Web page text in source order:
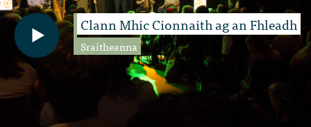
Clann Mhic Cionnaith ag an Fhleadh
Sraitheanna